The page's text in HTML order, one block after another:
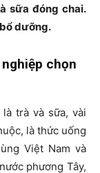
sữa đóng chai.
dưỡng.
chọn
trà và sữa, vài
là thức uống
Việt Nam và
phương Tây,